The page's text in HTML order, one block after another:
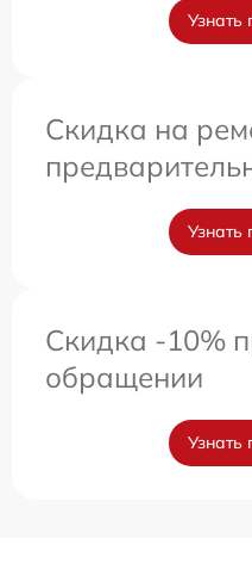
Узнать
Скидка на
Узнать
Скидка -10%
обращении
Узнать